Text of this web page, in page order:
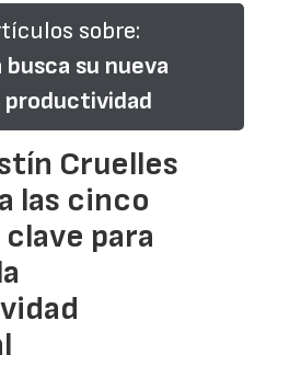
sobre:
su nueva
Cruelles
las cinco
para